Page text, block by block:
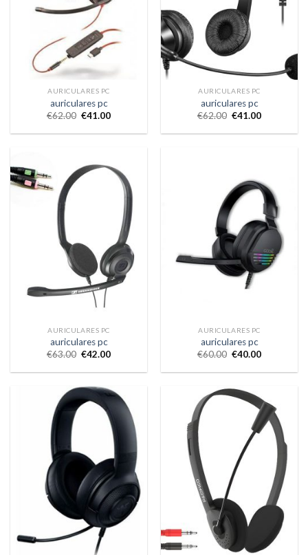
AURICULARES PC
auriculares pc
€62.00 €41.00
AURICULARES PC
auriculares pc
€62.00 €41.00
AURICULARES PC
auriculares pc
€63.00 €42.00
AURICULARES PC
auriculares pc
€60.00 €40.00